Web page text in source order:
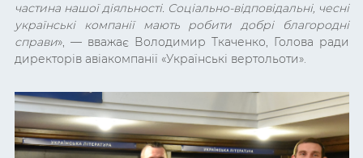
частина нашої діяльності. Соціально-відповідальні, чесні
українські компанії мають робити добрі благородні
справи», — вважає Володимир Ткаченко, Голова ради
директорів авіакомпанії «Українські вертольоти».